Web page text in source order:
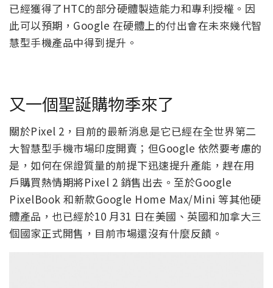
已經獲得了HTC的部分硬體製造能力和專利授權。因
此可以預期，Google 在硬體上的付出會在未來幾代智
慧型手機產品中得到提升。
又一個聖誕購物季來了
關於Pixel 2，目前的最新消息是它已經在全世界第二
大智慧型手機市場印度開賣；但Google 依然要考慮的
是，如何在保證質量的前提下迅速提升產能，趕在用
戶購買熱情期將Pixel 2 銷售出去。至於Google
PixelBook 和新款Google Home Max/Mini 等其他硬
體產品，也已經於10 月31 日在美國、英國和加拿大三
個國家正式開售，目前市場還沒有什麼反饋。